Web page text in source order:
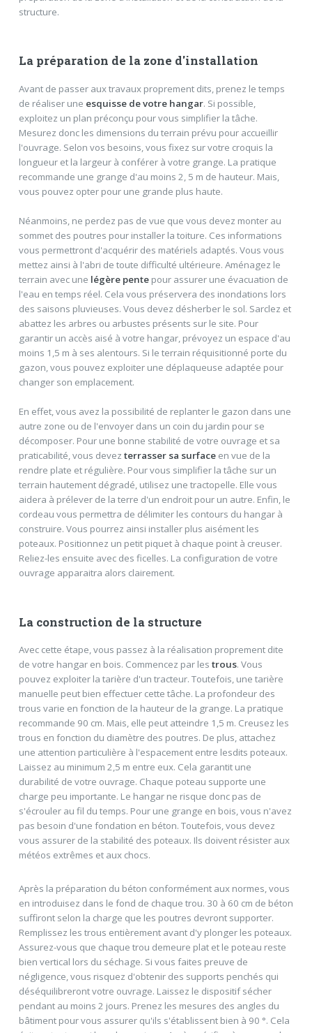
structure.
La préparation de la zone d'installation
Avant de passer aux travaux proprement dits, prenez le temps
de réaliser une esquisse de votre hangar. Si possible,
exploitez un plan préconçu pour vous simplifier la tâche.
Mesurez donc les dimensions du terrain prévu pour accueillir
l'ouvrage. Selon vos besoins, vous fixez sur votre croquis la
longueur et la largeur à conférer à votre grange. La pratique
recommande une grange d'au moins 2, 5 m de hauteur. Mais,
vous pouvez opter pour une grande plus haute.
Néanmoins, ne perdez pas de vue que vous devez monter au
sommet des poutres pour installer la toiture. Ces informations
vous permettront d'acquérir des matériels adaptés. Vous vous
mettez ainsi à l'abri de toute difficulté ultérieure. Aménagez le
terrain avec une légère pentepour assurer une évacuation de
l'eau en temps réel. Cela vous préservera des inondations lors
des saisons pluvieuses. Vous devez désherber le sol. Sarclez et
abattez les arbres ou arbustes présents sur le site. Pour
garantir un accès aisé à votre hangar, prévoyez un espace d'au
moins 1,5 m à ses alentours. Si le terrain réquisitionné porte du
gazon, vous pouvez exploiter une déplaqueuse adaptée pour
changer son emplacement.
En effet, vous avez la possibilité de replanter le gazon dans une
autre zone ou de l'envoyer dans un coin du jardin pour se
décomposer. Pour une bonne stabilité de votre ouvrage et sa
praticabilité, vous devez terrasser sa surfaceen vue de la
rendre plate et régulière. Pour vous simplifier la tâche sur un
terrain hautement dégradé, utilisez une tractopelle. Elle vous
aidera à prélever de la terre d'un endroit pour un autre. Enfin, le
cordeau vous permettra de délimiter les contours du hangar à
construire. Vous pourrez ainsi installer plus aisément les
poteaux. Positionnez un petit piquet à chaque point à creuser.
Reliez-les ensuite avec des ficelles. La configuration de votre
ouvrage apparaitra alors clairement.
La construction de la structure
Avec cette étape, vous passez à la réalisation proprement dite
de votre hangar en bois. Commencez par les trous. Vous
pouvez exploiter la tarière d'un tracteur. Toutefois, une tarière
manuelle peut bien effectuer cette tâche. La profondeur des
trous varie en fonction de la hauteur de la grange. La pratique
recommande 90 cm. Mais, elle peut atteindre 1,5 m. Creusez les
trous en fonction du diamètre des poutres. De plus, attachez
une attention particulière à l'espacement entre lesdits poteaux.
Laissez au minimum 2,5 m entre eux. Cela garantit une
durabilité de votre ouvrage. Chaque poteau supporte une
charge peu importante. Le hangar ne risque donc pas de
s'écrouler au fil du temps. Pour une grange en bois, vous n'avez
pas besoin d'une fondation en béton. Toutefois, vous devez
vous assurer de la stabilité des poteaux. Ils doivent résister aux
météos extrêmes et aux chocs.
Après la préparation du béton conformément aux normes, vous
en introduisez dans le fond de chaque trou. 30 à 60 cm de béton
suffiront selon la charge que les poutres devront supporter.
Remplissez les trous entièrement avant d'y plonger les poteaux.
Assurez-vous que chaque trou demeure plat et le poteau reste
bien vertical lors du séchage. Si vous faites preuve de
négligence, vous risquez d'obtenir des supports penchés qui
déséquilibreront votre ouvrage. Laissez le dispositif sécher
pendant au moins 2 jours. Prenez les mesures des angles du
bâtiment pour vous assurer qu'ils s'établissent bien à 90 °. Cela